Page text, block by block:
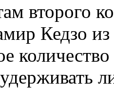
второго
Кедзо